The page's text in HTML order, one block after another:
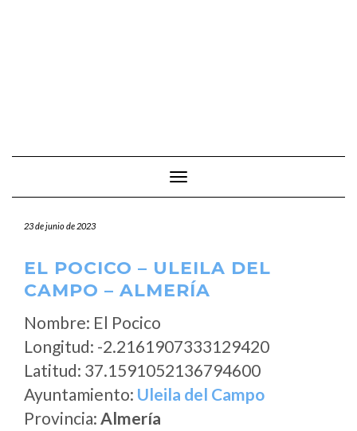
Cambiar modo de navegación
23 de junio de 2023
EL POCICO – ULEILA DEL
CAMPO – ALMERÍA
Nombre: El Pocico
Longitud: -2.2161907333129420
Latitud: 37.1591052136794600
Ayuntamiento: Uleila del Campo
Provincia: Almería